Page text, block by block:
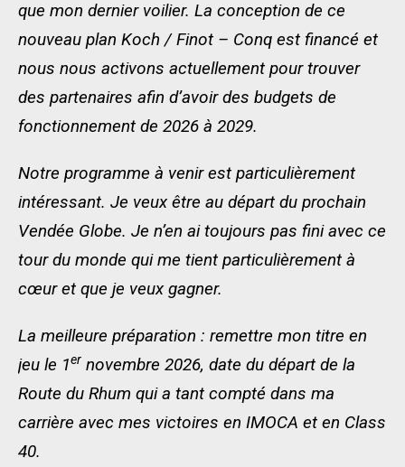
que mon dernier voilier. La conception de ce
nouveau plan Koch / Finot – Conq est financé et
nous nous activons actuellement pour trouver
des partenaires afin d’avoir des budgets de
fonctionnement de 2026 à 2029.
Notre programme à venir est particulièrement
intéressant. Je veux être au départ du prochain
Vendée Globe. Je n’en ai toujours pas fini avec ce
tour du monde qui me tient particulièrement à
cœur et que je veux gagner.
La meilleure préparation : remettre mon titre en
jeu le 1er novembre 2026, date du départ de la
Route du Rhum qui a tant compté dans ma
carrière avec mes victoires en IMOCA et en Class
40.